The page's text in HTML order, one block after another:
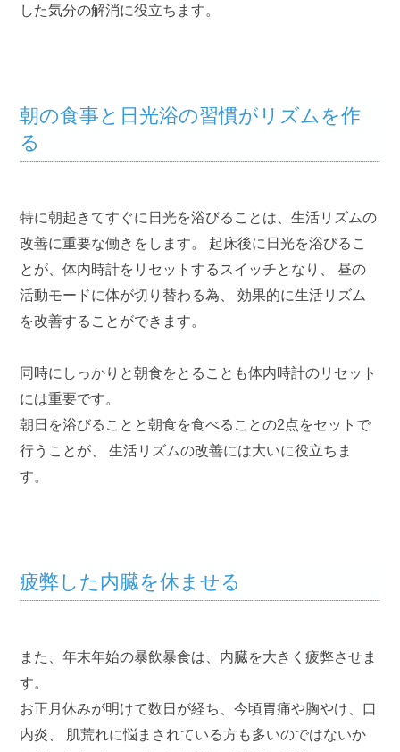
した気分の解消に役立ちます。
朝の食事と日光浴の習慣がリズムを作
る
特に朝起きてすぐに日光を浴びることは、生活リズムの
改善に重要な働きをします。 起床後に日光を浴びるこ
とが、体内時計をリセットするスイッチとなり、 昼の
活動モードに体が切り替わる為、 効果的に生活リズム
を改善することができます。
同時にしっかりと朝食をとることも体内時計のリセット
には重要です。
朝日を浴びることと朝食を食べることの2点をセットで
行うことが、 生活リズムの改善には大いに役立ちま
す。
疲弊した内臓を休ませる
また、年末年始の暴飲暴食は、内臓を大きく疲弊させま
す。
お正月休みが明けて数日が経ち、今頃胃痛や胸やけ、口
内炎、 肌荒れに悩まされている方も多いのではないか